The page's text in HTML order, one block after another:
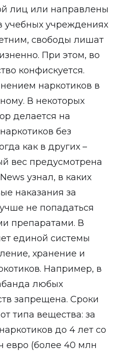
лиц или направлены
учебных учреждениях
свободы лишат
При этом, во
конфискуется.
наркотиков в
В некоторых
делается на
без
как в других –
вес предусмотрена
узнал, в каких
наказания за
не попадаться
препаратами. В
единой системы
хранение и
Например, в
любых
запрещена. Сроки
типа вещества: за
до 4 лет со
евро (более 40 млн